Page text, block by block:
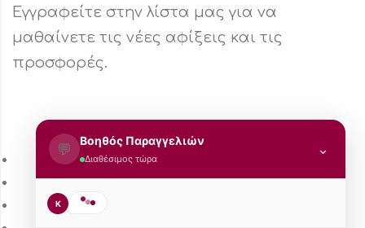
Εγγραφείτε στην λίστα μας για να
μαθαίνετε τις νέες αφίξεις και τις
προσφορές.
Τρόπος Πληρωμής
Τρόποι Αποστολής
💬 Βοηθός Παραγγελιών
Διαθέσιμος τώρα
⌄
K